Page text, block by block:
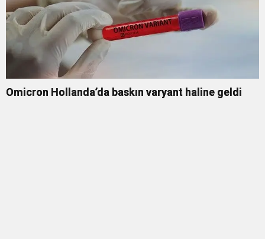
Omicron Hollanda’da baskın varyant haline geldi